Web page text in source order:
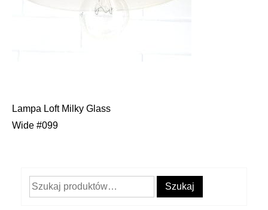
Nawigacja
Lampa Loft Milky Glass
Wide #099
Szukaj: Szukaj